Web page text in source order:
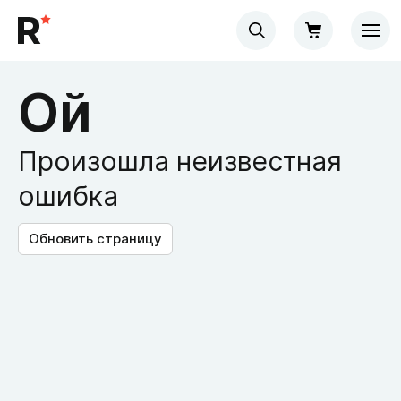
Ой
Произошла неизвестная
ошибка
Обновить страницу